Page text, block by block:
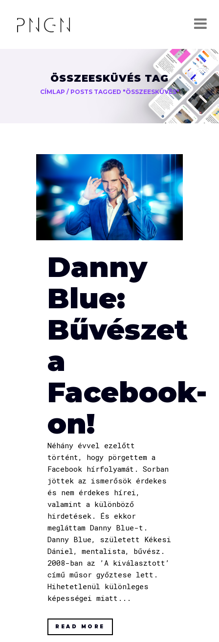
ÖSSZEESKÜVÉS TAG
CÍMLAP / POSTS TAGGED "ÖSSZEESKÜVÉS"
Danny
Blue:
Bűvészet
a
Facebook-
on!
Néhány évvel ezelőtt
történt, hogy pörgettem a
Facebook hírfolyamát. Sorban
jöttek az ismerősök érdekes
és nem érdekes hírei,
valamint a különböző
hirdetések. És ekkor
megláttam Danny Blue-t.
Danny Blue, született Kékesi
Dániel, mentalista, bűvész.
2008-ban az ’A kiválasztott’
című műsor győztese lett.
Hihetetlenül különleges
képességei miatt...
READ MORE